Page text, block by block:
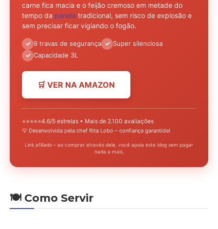
carne fica macia e o feijão cremoso em metade do
tempo da panela tradicional, sem risco de explosão e
sem precisar ficar vigiando o fogão.
✓ 9 travas de segurança ✓ Super silenciosa
✓ Capacidade 3L
🛒 VER NA AMAZON
⭐⭐⭐⭐⭐4.6/5 estrelas • Mais de 2.100 avaliações
💡 Desenvolvida pela chef Rita Lobo – confiança garantida!
Link afiliado – ao comprar através dele, você apoia este blog sem pagar
nada a mais.
🍽️ Como Servir